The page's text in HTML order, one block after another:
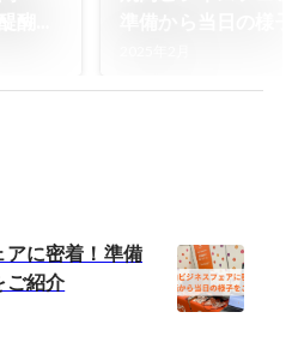
に密着！準備
ご紹介